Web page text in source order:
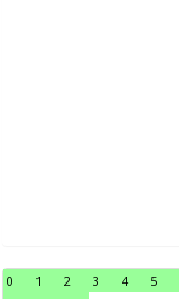
0 1 2 3 4 5